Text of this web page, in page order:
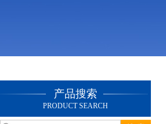
产品搜索
PRODUCT SEARCH